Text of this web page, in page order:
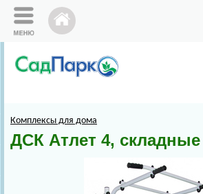
Комплексы для дома
ДСК Атлет 4, складные